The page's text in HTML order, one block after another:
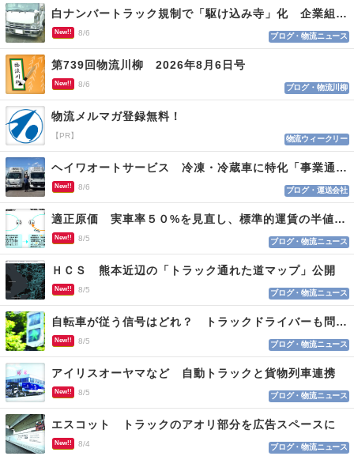
白ナンバートラック規制で「駆け込み寺」化 企業組合が入会基準を見直しへ
New!! 8/6 ブログ・物流ニュース
第739回物流川柳 2026年8月6日号
New!! 8/6 ブログ・物流川柳
物流メルマガ登録無料！
【PR】 物流ウィークリー
ヘイワオートサービス 冷凍・冷蔵車に特化「事業通じ貢献目指す」
New!! 8/6 ブログ・運送会社
適正原価 実車率５０%を見直し、標準的運賃の半値の恐れも
New!! 8/5 ブログ・物流ニュース
ＨＣＳ 熊本近辺の「トラック通れた道マップ」公開
New!! 8/5 ブログ・物流ニュース
自転車が従う信号はどれ？ トラックドライバーも問われる認識
New!! 8/5 ブログ・物流ニュース
アイリスオーヤマなど 自動トラックと貨物列車連携
New!! 8/5 ブログ・物流ニュース
エスコット トラックのアオリ部分を広告スペースに
New!! 8/4 ブログ・物流ニュース